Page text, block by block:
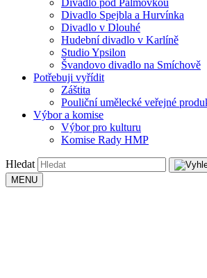
Divadlo pod Palmovkou
Divadlo Spejbla a Hurvínka
Divadlo v Dlouhé
Hudební divadlo v Karlíně
Studio Ypsilon
Švandovo divadlo na Smíchově
Potřebuji vyřídit
Záštita
Pouliční umělecké veřejné
Výbor a komise
Výbor pro kulturu
Komise Rady HMP
Hledat
MENU